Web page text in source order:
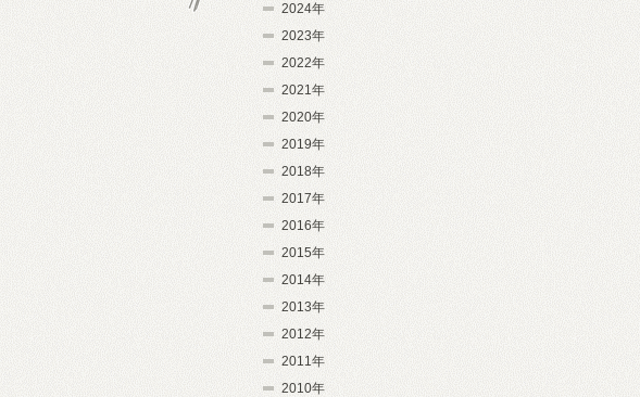
2024年
2023年
2022年
2021年
2020年
2019年
2018年
2017年
2016年
2015年
2014年
2013年
2012年
2011年
2010年